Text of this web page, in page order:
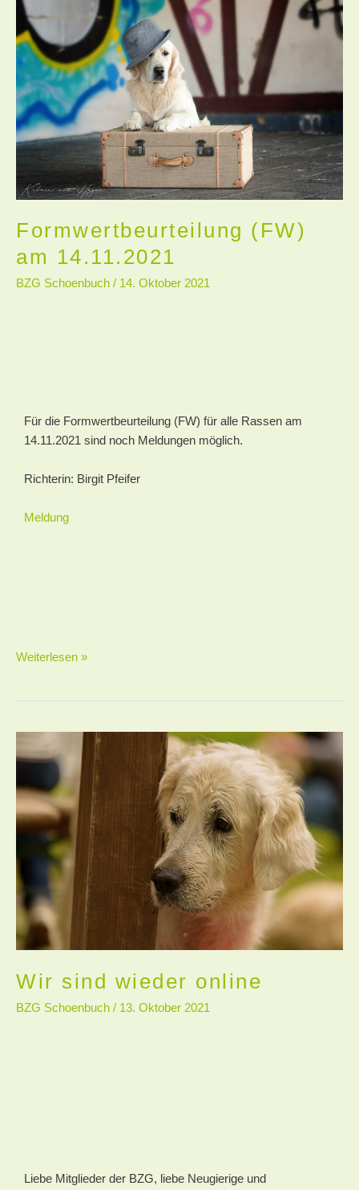
Formwertbeurteilung (FW)
am 14.11.2021
BZG Schoenbuch / 14. Oktober 2021
Für die Formwertbeurteilung (FW) für alle Rassen am
14.11.2021 sind noch Meldungen möglich.
Richterin: Birgit Pfeifer
Meldung
(FW)
am
14.11.2021
Weiterlesen »
Wir sind wieder online
BZG Schoenbuch / 13. Oktober 2021
Liebe Mitglieder der BZG, liebe Neugierige und
sind
online